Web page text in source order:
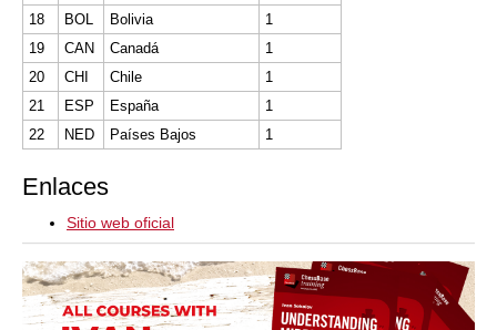
18
BOL Bolivia
1
19
CAN Canadá
1
20
CHI Chile
1
21
ESP España
1
22
NED Países Bajos 1
Enlaces
Sitio web oficial